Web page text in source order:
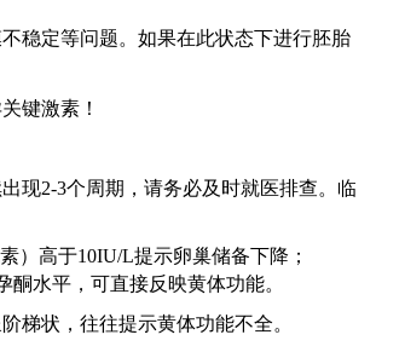
稳定等问题。如果在此状态下进行胚胎
现2-3个周期，请务必及时就医排查。临
）高于10IU/L提示卵巢储备下降；
水平，可直接反映黄体功能。
梯状，往往提示黄体功能不全。